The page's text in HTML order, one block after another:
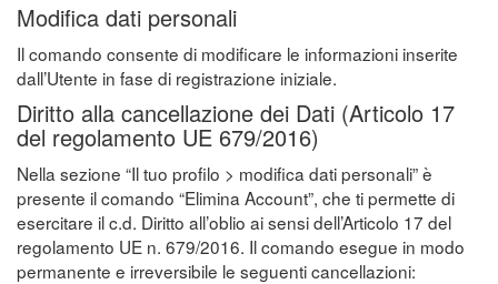
Modifica dati personali
Il comando consente di modificare le informazioni inserite
dall’Utente in fase di registrazione iniziale.
Diritto alla cancellazione dei Dati (Articolo 17
del regolamento UE 679/2016)
Nella sezione “Il tuo profilo > modifica dati personali” è
presente il comando “Elimina Account”, che ti permette di
esercitare il c.d. Diritto all’oblio ai sensi dell’Articolo 17 del
regolamento UE n. 679/2016. Il comando esegue in modo
permanente e irreversibile le seguenti cancellazioni: